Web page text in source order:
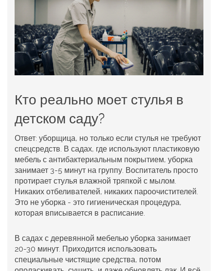
Кто реально моет стулья в
детском саду?
Ответ: уборщица, но только если стулья не требуют
спецсредств. В садах, где используют пластиковую
мебель с антибактериальным покрытием, уборка
занимает 3-5 минут на группу. Воспитатель просто
протирает стулья влажной тряпкой с мылом.
Никаких отбеливателей, никаких пароочистителей.
Это не уборка - это гигиеническая процедура,
которая вписывается в расписание.
В садах с деревянной мебелью уборка занимает
20-30 минут. Приходится использовать
специальные чистящие средства, потом